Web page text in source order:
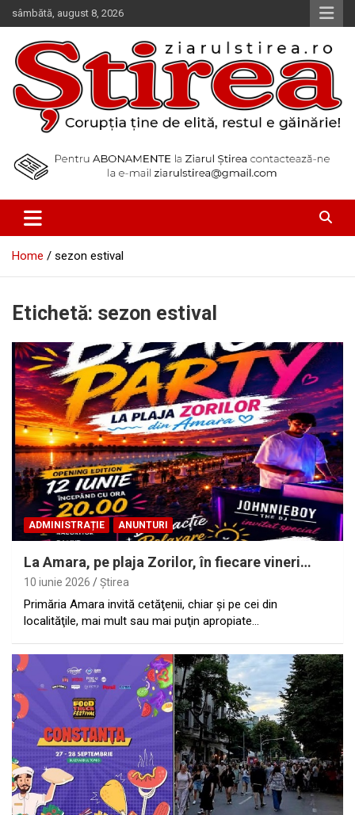
Skip
to
content
sâmbătă, august 8, 2026
Ziarul Știrea
Home sezon estival
Etichetă: sezon estival
ADMINISTRAȚIE ANUNTURI
La Amara, pe plaja Zorilor, în fiecare vineri…
10 iunie 2026 Ştirea
Primăria Amara invită cetăţenii, chiar şi pe cei din
localităţile, mai mult sau mai puţin apropiate…